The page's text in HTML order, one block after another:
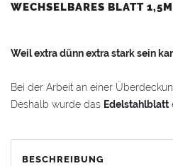
WECHSELBARES BLATT
Weil extra dünn extra stark sein
Bei der Arbeit an einer
Deshalb wurde das Edelstahlblatt
wechseln und mit den
BESCHREIBUNG